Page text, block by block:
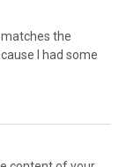
matches the
I had some